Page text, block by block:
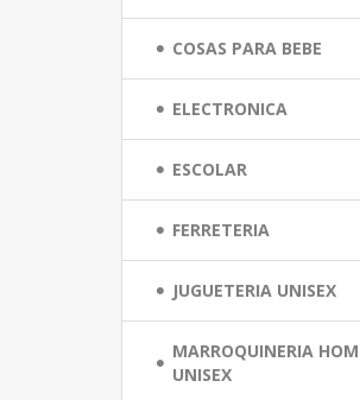
COSAS PARA BEBE
ELECTRONICA
ESCOLAR
FERRETERIA
JUGUETERIA UNISEX
MARROQUINERIA
UNISEX